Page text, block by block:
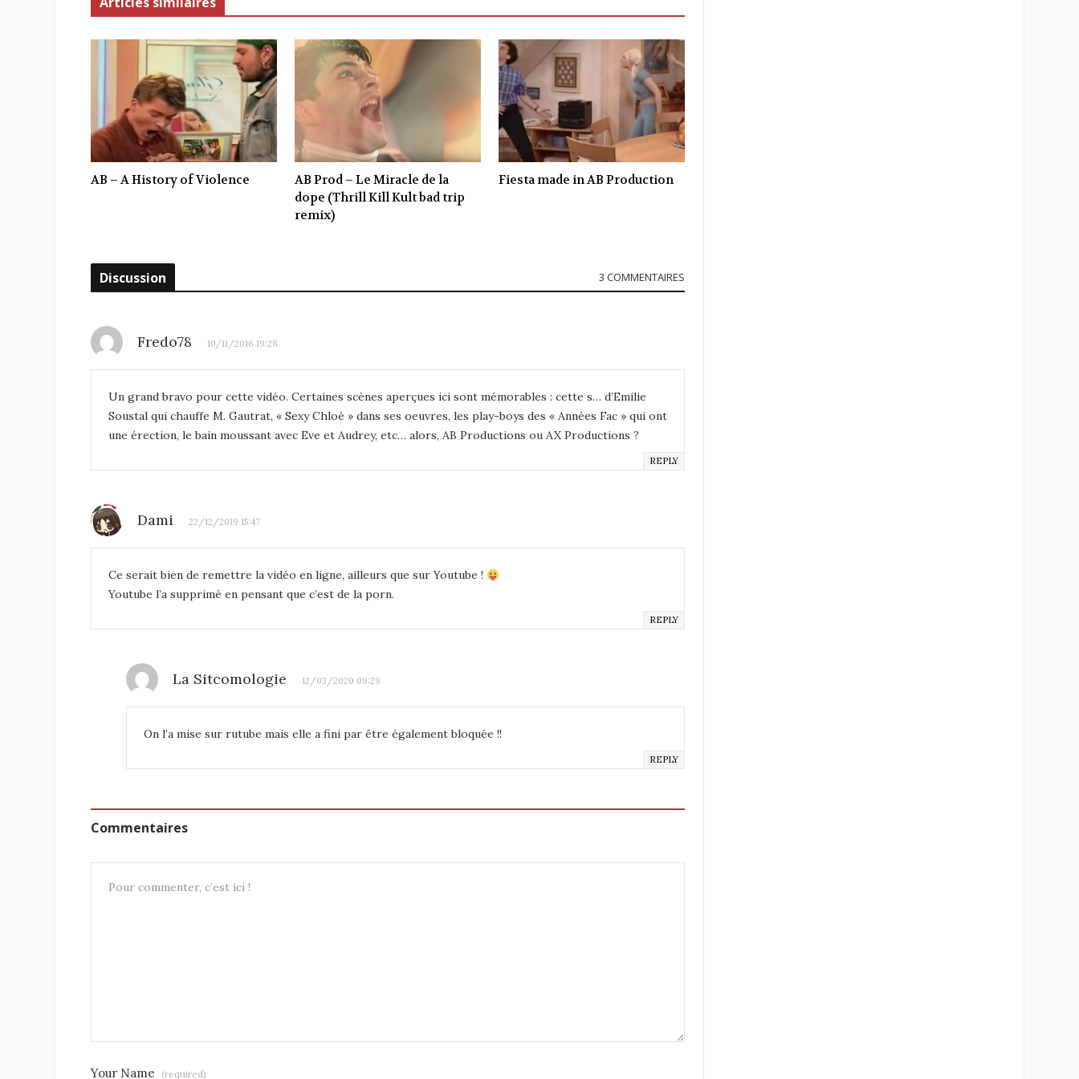
k
I
n
AB – A History of Violence
AB Prod – Le Miracle de la
dope (Thrill Kill Kult bad trip
remix)
Fiesta made in AB Production
Discussion 3 COMMENTAIRES
Fredo78 10/11/2016 19:28
Un grand bravo pour cette vidéo. Certaines scènes aperçues ici sont mémorables : cette s… d’Emilie
Soustal qui chauffe M. Gautrat, « Sexy Chloé » dans ses oeuvres, les play-boys des « Années Fac » qui ont
une érection, le bain moussant avec Eve et Audrey, etc… alors, AB Productions ou AX Productions ?
REPLY
Dami 22/12/2019 15:47
Ce serait bien de remettre la vidéo en ligne, ailleurs que sur Youtube !
Youtube l’a supprimé en pensant que c’est de la porn.
REPLY
La Sitcomologie 12/03/2020 09:29
On l’a mise sur rutube mais elle a fini par être également bloquée !!
REPLY
Commentaires
Your Name (required)